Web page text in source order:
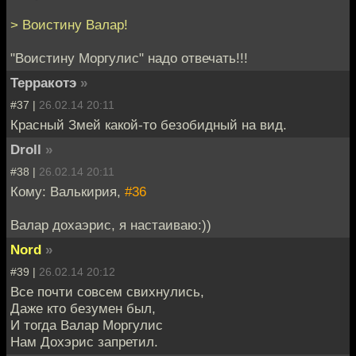
> Воистину Валар!
"Воистину Моргулис" надо отвечать!!!
Терракотэ »
#37 | 26.02.14 20:11
Красный Змей какой-то безобидный на вид.
Droll »
#38 | 26.02.14 20:11
Кому: Валькирия, #36
Валар дохаэрис, я настаиваю:))
Nord »
#39 | 26.02.14 20:12
Все почти совсем свихнулись,
Даже кто безумен был,
И тогда Валар Моргулис
Нам Дохэрис запретил.